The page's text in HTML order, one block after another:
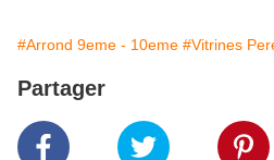
#Arrond 9eme - 10eme #Vitrines
Partager